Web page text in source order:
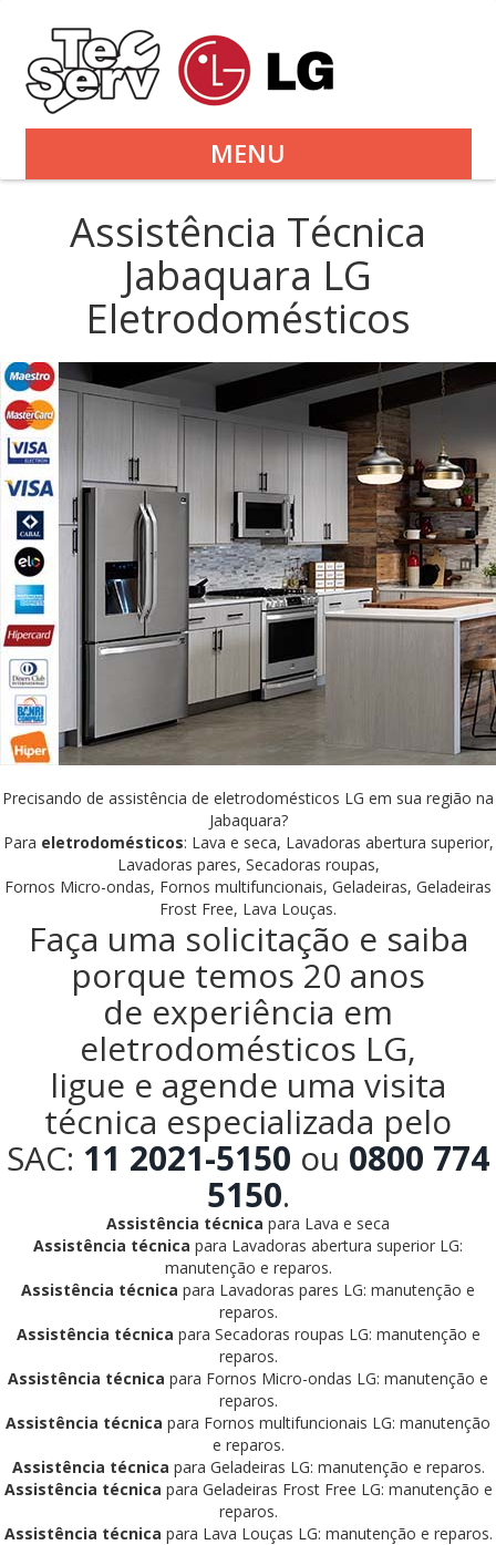
MENU
Assistência Técnica
Jabaquara LG
Eletrodomésticos
Precisando de assistência de eletrodomésticos LG em sua região na
Jabaquara?
Para eletrodomésticos: Lava e seca, Lavadoras abertura superior,
Lavadoras pares, Secadoras roupas,
Fornos Micro-ondas, Fornos multifuncionais, Geladeiras, Geladeiras
Frost Free, Lava Louças.
Faça uma solicitação e saiba
porque temos 20 anos
de experiência em
eletrodomésticos LG,
ligue e agende uma visita
técnica especializada pelo
SAC: 11 2021-5150 ou 0800 774
5150.
Assistência técnica para Lava e seca
Assistência técnica para Lavadoras abertura superior LG:
manutenção e reparos.
Assistência técnica para Lavadoras pares LG: manutenção e
reparos.
Assistência técnica para Secadoras roupas LG: manutenção e
reparos.
Assistência técnica para Fornos Micro-ondas LG: manutenção e
reparos.
Assistência técnica para Fornos multifuncionais LG: manutenção
e reparos.
Assistência técnica para Geladeiras LG: manutenção e reparos.
Assistência técnica para Geladeiras Frost Free LG: manutenção e
reparos.
Assistência técnica para Lava Louças LG: manutenção e reparos.